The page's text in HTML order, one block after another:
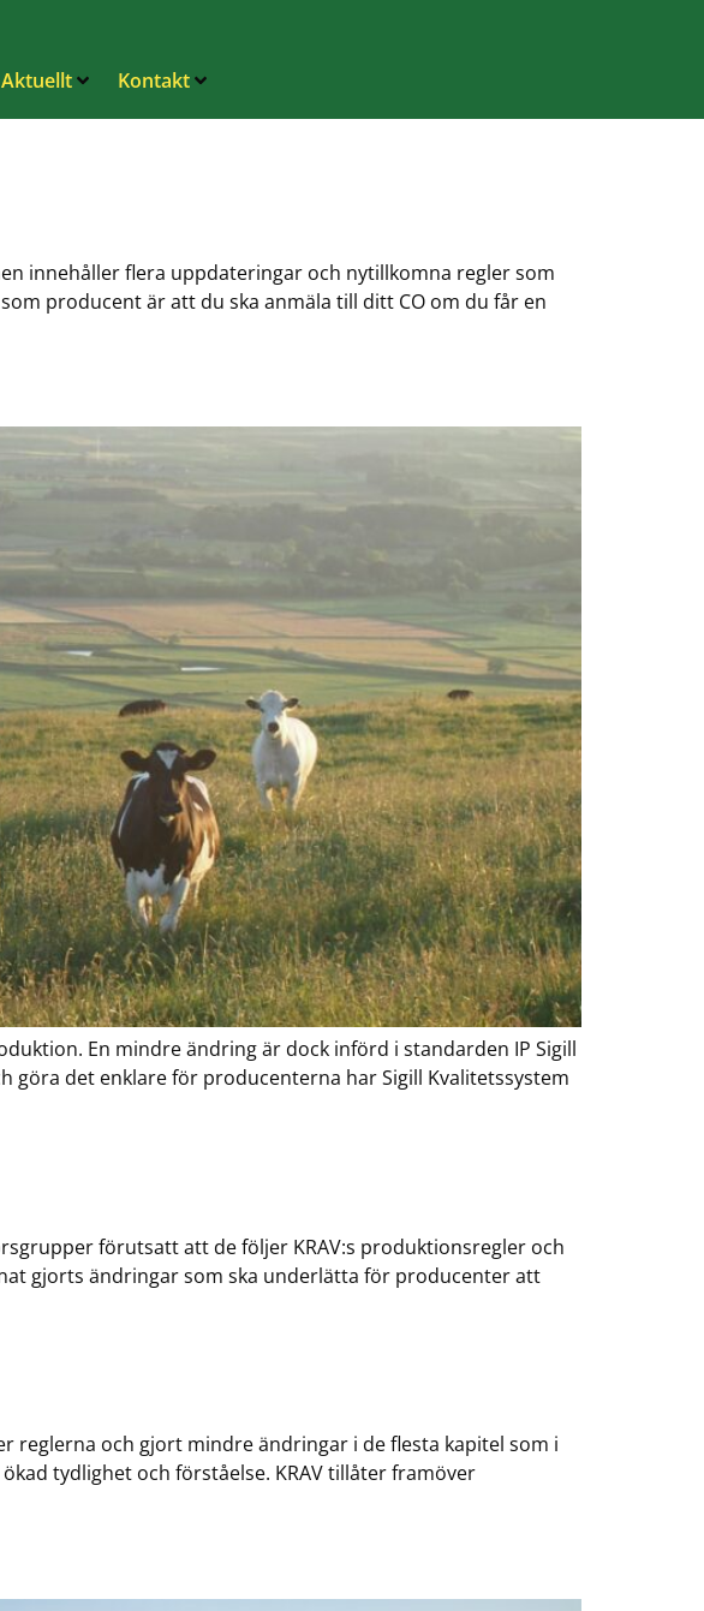
Aktuellt Kontakt
innehåller flera uppdateringar och nytillkomna regler som
producent är att du ska anmäla till ditt CO om du får en
En mindre ändring är dock införd i standarden IP Sigill
det enklare för producenterna har Sigill Kvalitetssystem
förutsatt att de följer KRAV:s produktionsregler och
gjorts ändringar som ska underlätta för producenter att
reglerna och gjort mindre ändringar i de flesta kapitel som i
tydlighet och förståelse. KRAV tillåter framöver